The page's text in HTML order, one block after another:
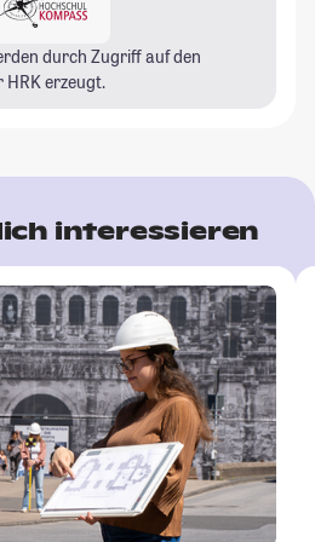
durch Zugriff auf den
HRK erzeugt.
interessieren